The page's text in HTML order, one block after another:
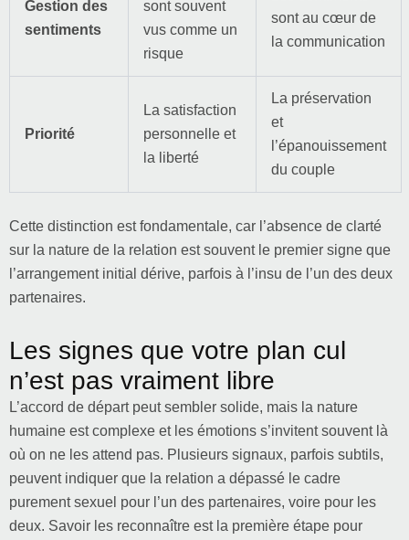
Gestion des
sentiments
sont souvent
vus comme un
risque
sont au cœur de
la communication
Priorité
La satisfaction
personnelle et
la liberté
La préservation
et
l’épanouissement
du couple
Cette distinction est fondamentale, car l’absence de clarté
sur la nature de la relation est souvent le premier signe que
l’arrangement initial dérive, parfois à l’insu de l’un des deux
partenaires.
Les signes que votre plan cul
n’est pas vraiment libre
L’accord de départ peut sembler solide, mais la nature
humaine est complexe et les émotions s’invitent souvent là
où on ne les attend pas. Plusieurs signaux, parfois subtils,
peuvent indiquer que la relation a dépassé le cadre
purement sexuel pour l’un des partenaires, voire pour les
deux. Savoir les reconnaître est la première étape pour